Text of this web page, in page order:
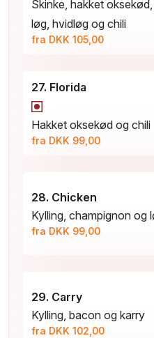
Skinke, hakket
løg, hvidløg og chili
fra DKK 105,00
27. Florida
Hakket oksekød og chili
fra DKK 99,00
28. Chicken
Kylling, champignon og
fra DKK 99,00
29. Carry
Kylling, bacon og karry
fra DKK 102,00